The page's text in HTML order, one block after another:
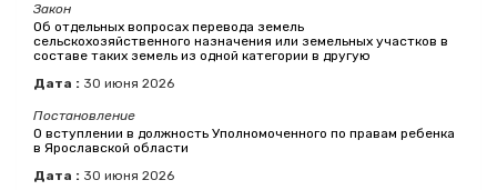
Закон
Об отдельных вопросах перевода земель
сельскохозяйственного назначения или земельных участков в
составе таких земель из одной категории в другую
Дата : 30 июня 2026
Постановление
О вступлении в должность Уполномоченного по правам ребенка
в Ярославской области
Дата : 30 июня 2026